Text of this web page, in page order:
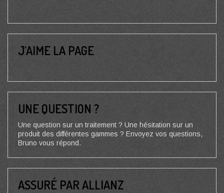
J’AIME LA PAGE
UNE QUESTION ?
Une question sur un traitement ? Une hésitation sur un
produit des différentes gammes ? Envoyez vos questions,
Bruno vous répond.
ASSURÉ PAR ALLIANZ